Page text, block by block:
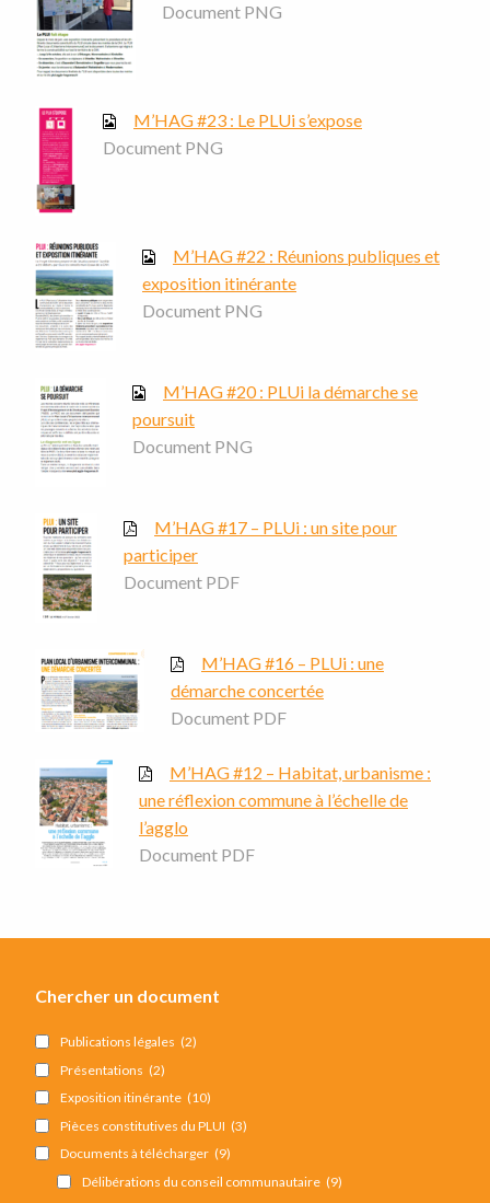
Chercher un document
Publications légales (2)
Présentations (2)
Exposition itinérante (10)
Pièces constitutives du PLUI (3)
Documents à télécharger (9)
Délibérations du conseil communautaire (9)
Document PNG
M’HAG #23 : Le PLUi s’expose
Document PNG
M’HAG #22 : Réunions publiques et
exposition itinérante
Document PNG
M’HAG #20 : PLUi la démarche se
poursuit
Document PNG
M’HAG #17 – PLUi : un site pour
participer
Document PDF
M’HAG #16 – PLUi : une
démarche concertée
Document PDF
M’HAG #12 – Habitat, urbanisme :
une réflexion commune à l’échelle de
l’agglo
Document PDF